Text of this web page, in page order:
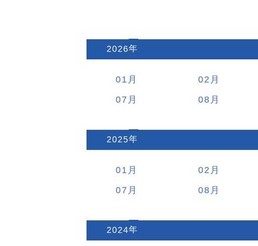
2026:
01 02
07
08
2025:
01 02
07
08
2024: